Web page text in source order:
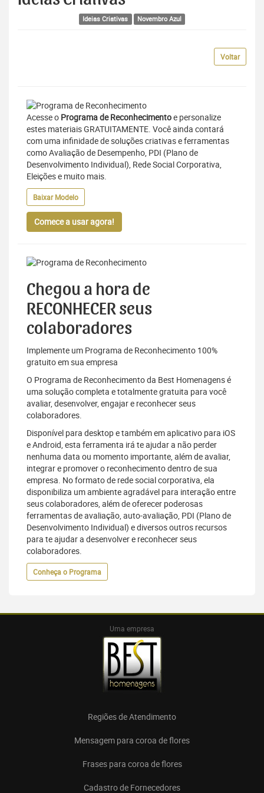
Ideias Criativas Novembro Azul
Voltar
Acesse o Programa de Reconhecimentoe personalize
estes materiais GRATUITAMENTE. Você ainda contará
com uma infinidade de soluções criativas e ferramentas
como Avaliação de Desempenho, PDI (Plano de
Desenvolvimento Individual), Rede Social Corporativa,
Eleições e muito mais.
Baixar Modelo
Comece a usar agora!
Chegou a hora de
RECONHECER seus
colaboradores
Implemente um Programa de Reconhecimento 100%
gratuito em sua empresa
O Programa de Reconhecimento da Best Homenagens é
uma solução completa e totalmente gratuita para você
avaliar, desenvolver, engajar e reconhecer seus
colaboradores.
Disponível para desktop e também em aplicativo para iOS
e Android, esta ferramenta irá te ajudar a não perder
nenhuma data ou momento importante, além de avaliar,
integrar e promover o reconhecimento dentro de sua
empresa. No formato de rede social corporativa, ela
disponibiliza um ambiente agradável para interação entre
seus colaboradores, além de oferecer poderosas
ferramentas de avaliação, auto-avaliação, PDI (Plano de
Desenvolvimento Individual) e diversos outros recursos
para te ajudar a desenvolver e reconhecer seus
colaboradores.
Conheça o Programa
Uma empresa
Regiões de Atendimento
Mensagem para coroa de flores
Frases para coroa de flores
Cadastro de Fornecedores